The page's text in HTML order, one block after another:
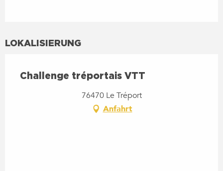
LOKALISIERUNG
Challenge tréportais VTT
76470 Le Tréport
Anfahrt